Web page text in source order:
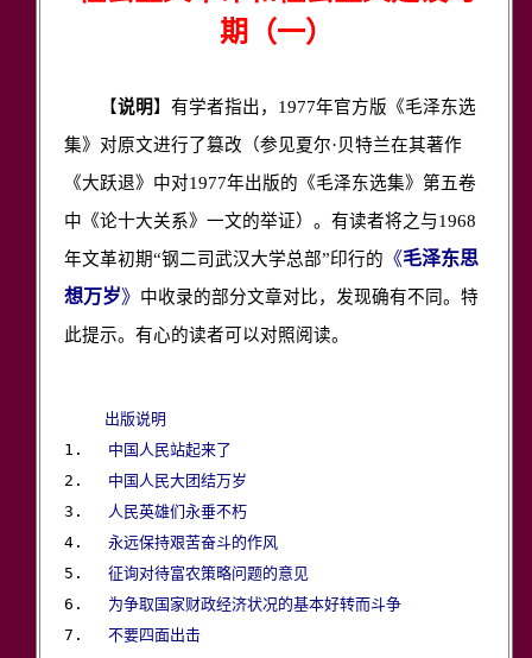
期（一）
【说明 】有学者指出，1977年官方版《毛泽东选
集》对原文进行了篡改（参见夏尔·贝特兰在其著作
《大跃退》中对1977年出版的《毛泽东选集》第五卷
中《论十大关系》一文的举证）。有读者将之与1968
年文革初期“钢二司武汉大学总部”印行的 《毛泽东思
想万岁》 中收录的部分文章对比，发现确有不同。特
此提示。有心的读者可以对照阅读。
出版说明
1. 中国人民站起来了
2. 中国人民大团结万岁
3.
人民英雄们永垂不朽
4. 永远保持艰苦奋斗的作风
5. 征询对待富农策略问题的意见
6. 为争取国家财政经济状况的基本好转而斗争
7. 不要四面出击